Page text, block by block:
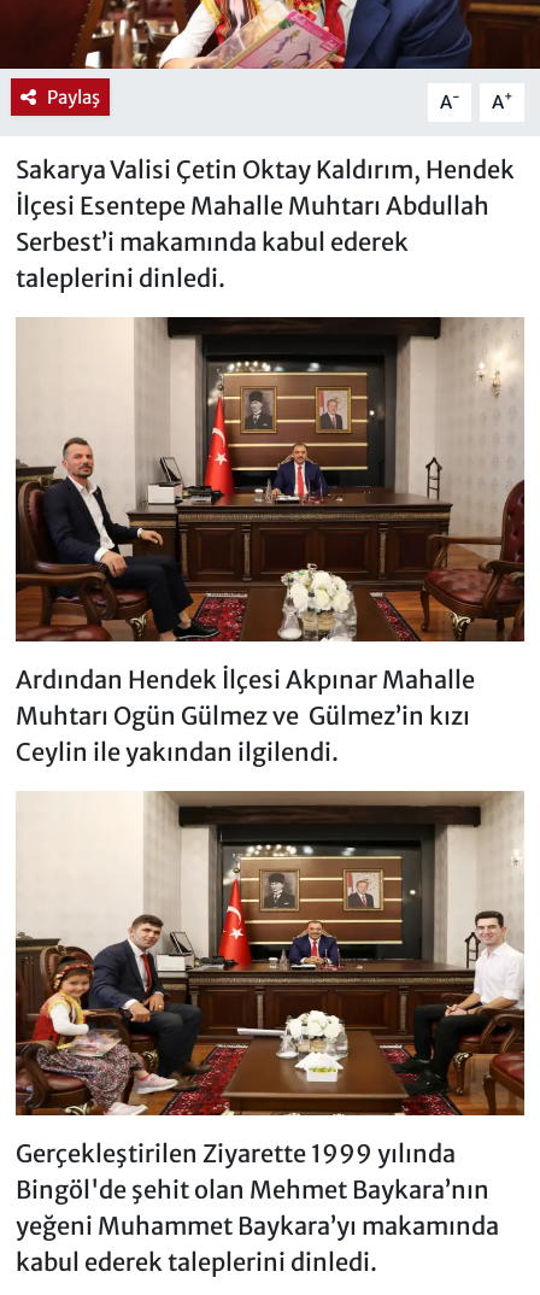
Paylaş A- A+
Sakarya Valisi Çetin Oktay Kaldırım, Hendek
İlçesi Esentepe Mahalle Muhtarı Abdullah
Serbest’i makamında kabul ederek
taleplerini dinledi.
Ardından Hendek İlçesi Akpınar Mahalle
Muhtarı Ogün Gülmez ve Gülmez’in kızı
Ceylin ile yakından ilgilendi.
Gerçekleştirilen Ziyarette 1999 yılında
Bingöl'de şehit olan Mehmet Baykara’nın
yeğeni Muhammet Baykara’yı makamında
kabul ederek taleplerini dinledi.